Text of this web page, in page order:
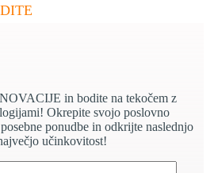
in bodite na tekočem z
Okrepite svojo poslovno
ponudbe in odkrijte naslednjo
učinkovitost!